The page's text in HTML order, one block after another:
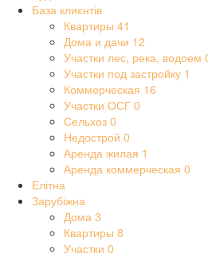
База клиєнтів
Квартиры 41
Дома и дачи 12
Участки лес, река, водоем
Участки под застройку 1
Коммерческая 16
Участки ОСГ 0
Сельхоз 0
Недострой 0
Аренда жилая 1
Аренда коммерческая 0
Елітна
Зарубіжна
Дома 3
Квартиры 8
Участки 0